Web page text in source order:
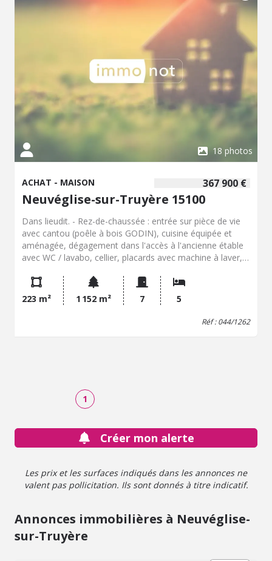
18 photos
367 900 €
ACHAT - MAISON
Neuvéglise-sur-Truyère 15100
Dans lieudit. - Rez-de-chaussée : entrée sur pièce de vie
avec cantou (poêle à bois GODIN), cuisine équipée et
aménagée, dégagement dans l'accès à l'ancienne étable
avec WC / lavabo, cellier, placards avec machine à laver,
placards, dégagement avec accès arrière cuisine /
stockage bois, cave, escalier d'accès à la grange ; - 1° :
palier avec placards, 2 chambres, bureau, dégagement,
salle de bain + douche, WC ; - 2° : palier, grande pièce à
223 m² 1 152 m² 7 5
Réf : 044/1262
1
Créer mon alerte
Les prix et les surfaces indiqués dans les annonces ne
valent pas pollicitation. Ils sont donnés à titre indicatif.
Annonces immobilières à Neuvéglise-
sur-Truyère